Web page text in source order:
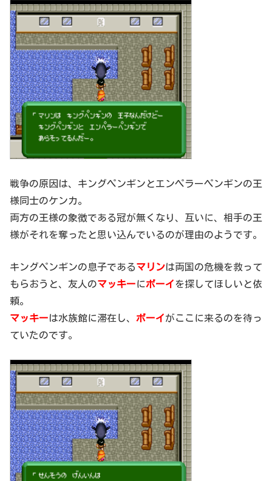
戦争の原因は、キングペンギンとエンペラーペンギンの王
様同士のケンカ。
両方の王様の象徴である冠が無くなり、互いに、相手の王
様がそれを奪ったと思い込んでいるのが理由のようです。
キングペンギンの息子であるマリンは両国の危機を救って
もらおうと、友人のマッキーにボーイを探してほしいと依
頼。
マッキーは水族館に滞在し、 ボーイがここに来るのを待っ
ていたのです。